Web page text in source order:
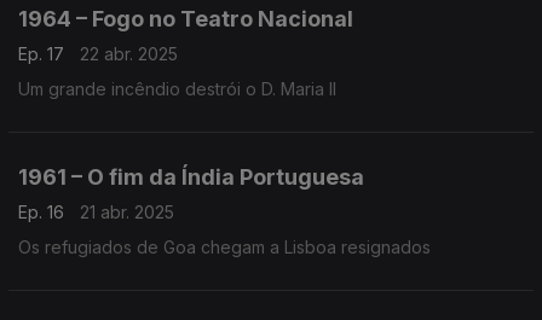
1964 – Fogo no Teatro Nacional
Ep. 17
22 abr. 2025
Um grande incêndio destrói o D. Maria II
1961 – O fim da Índia Portuguesa
Ep. 16
21 abr. 2025
Os refugiados de Goa chegam a Lisboa resignados